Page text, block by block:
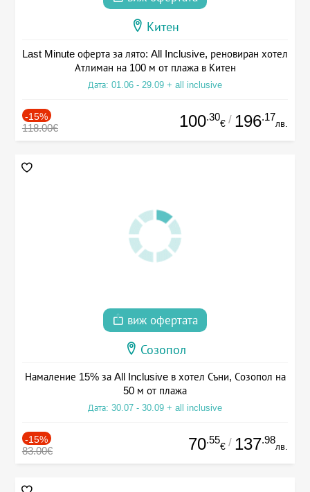
Китен
Last Minute оферта за лято: All Inclusive, реновиран хотел
Атлиман на 100 м от плажа в Китен
Дата: 01.06 - 29.09 + all inclusive
-15%
118.00€ 100.30
€ / 196.17
лв.
виж офертата
Созопол
Намаление 15% за All Inclusive в хотел Съни, Созопол на
50 м от плажа
Дата: 30.07 - 30.09 + all inclusive
-15%
83.00€ 70.55
€ / 137.98
лв.